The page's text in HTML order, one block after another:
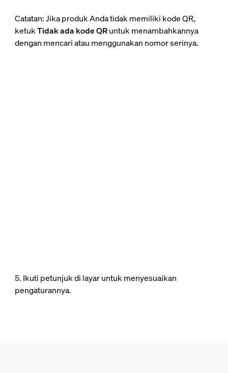
Catatan: Jika produk Anda tidak memiliki kode QR,
ketukTidak ada kode QRuntuk menambahkannya
dengan mencari atau menggunakan nomor serinya.
5. Ikuti petunjuk di layar untuk menyesuaikan
pengaturannya.